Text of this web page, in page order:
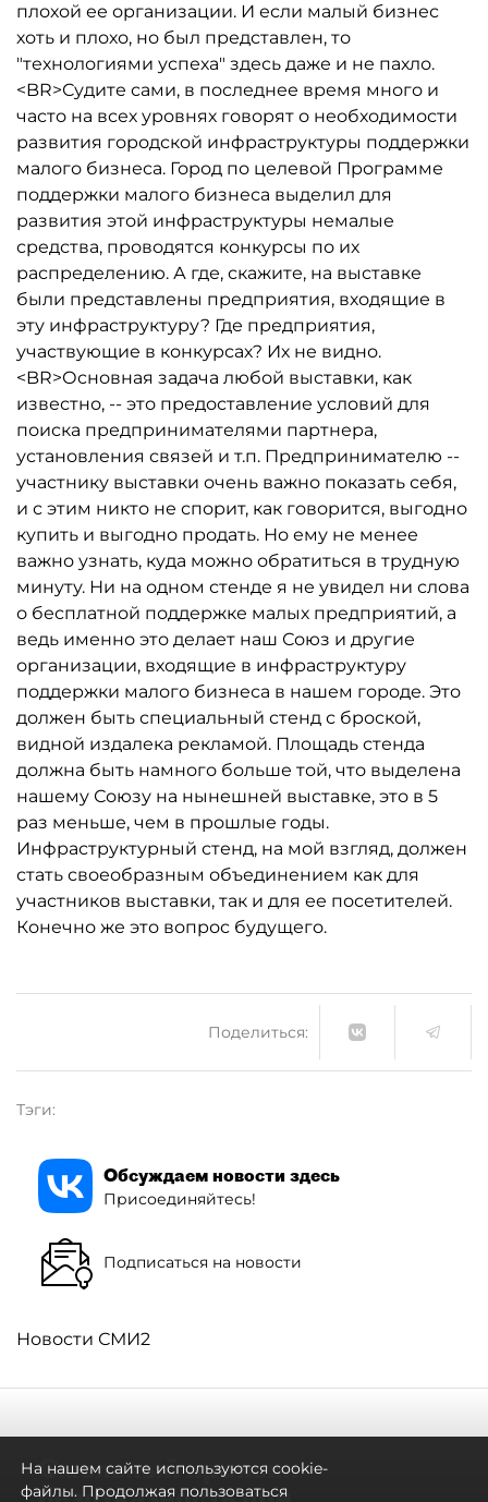
плохой ее организации. И если малый бизнес
хоть и плохо, но был представлен, то
"технологиями успеха" здесь даже и не пахло.
<BR>Судите сами, в последнее время много и
часто на всех уровнях говорят о необходимости
развития городской инфраструктуры поддержки
малого бизнеса. Город по целевой Программе
поддержки малого бизнеса выделил для
развития этой инфраструктуры немалые
средства, проводятся конкурсы по их
распределению. А где, скажите, на выставке
были представлены предприятия, входящие в
эту инфраструктуру? Где предприятия,
участвующие в конкурсах? Их не видно.
<BR>Основная задача любой выставки, как
известно, -- это предоставление условий для
поиска предпринимателями партнера,
установления связей и т.п. Предпринимателю --
участнику выставки очень важно показать себя,
и с этим никто не спорит, как говорится, выгодно
купить и выгодно продать. Но ему не менее
важно узнать, куда можно обратиться в трудную
минуту. Ни на одном стенде я не увидел ни слова
о бесплатной поддержке малых предприятий, а
ведь именно это делает наш Союз и другие
организации, входящие в инфраструктуру
поддержки малого бизнеса в нашем городе. Это
должен быть специальный стенд с броской,
видной издалека рекламой. Площадь стенда
должна быть намного больше той, что выделена
нашему Союзу на нынешней выставке, это в 5
раз меньше, чем в прошлые годы.
Инфраструктурный стенд, на мой взгляд, должен
стать своеобразным объединением как для
участников выставки, так и для ее посетителей.
Конечно же это вопрос будущего.
Поделиться:
Тэги:
Обсуждаем новости здесь
Присоединяйтесь!
Подписаться на новости
Новости СМИ2
Смольный проявил
На нашем сайте используются cookie-
файлы. Продолжая пользоваться